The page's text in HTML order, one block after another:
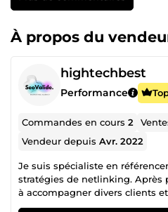
À propos du
hightechbest
Performance
Commandes en cours2
Vendeur depuisAvr. 2022
Je suis spécialiste en
stratégies de netlinking. Après
à accompagner divers clients
web sur internet, j'ai décidé